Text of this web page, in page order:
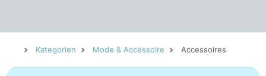
Kategorien Mode & Accessoire Accessoires